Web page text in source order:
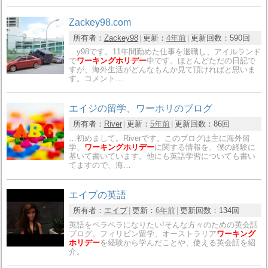
Zackey98.com
所有者： Zackey98 更新： 4年前 更新回数： 590回
…y98です。11年間勤めた仕事を退職し、アイルランド
でワーキングホリデー中です。ほとんどただの日記で
すが、海外生活がどんなもんか見て頂ければと思いま
す。コメント…
エイジの留学、ワーホリのブログ
所有者： River 更新： 5年前 更新回数： 86回
…初めまして。Riverです。このブログは主に海外留
学、 ワーキングホリデーに関する情報を、僕の経験に
基いて書いています。他にも英語学習についても書い
てますので、海…
エイブの英語
所有者： エイブ 更新： 6年前 更新回数： 134回
英語をペラペラになりたい!そんな方々のための英会話
ブログ。フィリピン留学、オーストラリアワーキング
ホリデーを経験から学んだことや、使える英会話を紹
介。